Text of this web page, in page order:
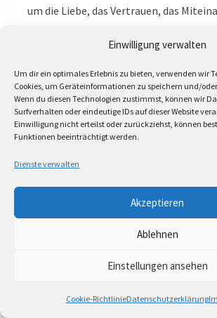
Einwilligung verwalten
Um dir ein optimales Erlebnis zu bieten, verwenden wir
Cookies, um Geräteinformationen zu speichern und/
Wenn du diesen Technologien zustimmst, können wir
Surfverhalten oder eindeutige IDs auf dieser Website
Einwilligung nicht erteilst oder zurückziehst, können
Funktionen beeinträchtigt werden.
Dienste verwalten
Akzeptieren
Ablehnen
Einstellungen ansehen
Cookie-RichtlinieDatenschutzerklärung
um die Liebe, das Vertrauen, das
kurz innen zu halten, durchzuatmen,
Fußgängerzone zu vergessen, um ihn ihr
schlendern.
Das erstaunlichste an den kleinen
man dort immer noch ihre
kaufen kann. Obwohl vieles auf den
Berlin aufgewacht, um sie auf die
bringen. Verdient hätte sie es.
Gelegenheit sie noch mal zu sehen)
Externe Links: